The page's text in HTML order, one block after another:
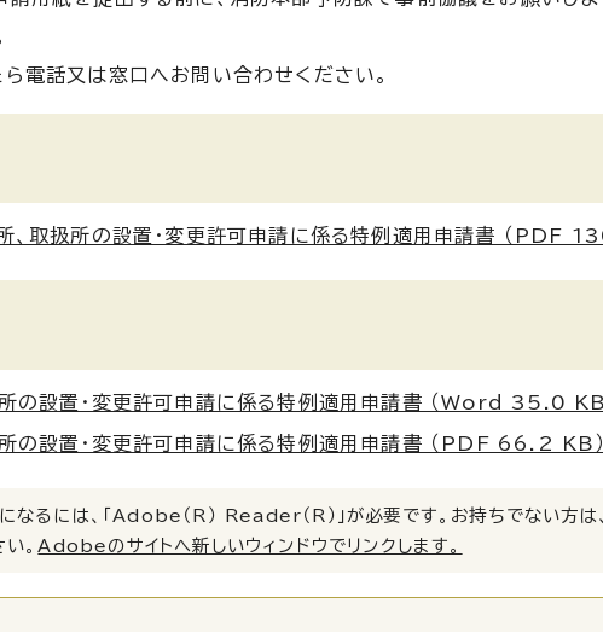
電話又は窓口へお問い合わせください。
、取扱所の設置・変更許可申請に係る特例適用申請書 （PDF
の設置・変更許可申請に係る特例適用申請書 （Word 35.0 KB
の設置・変更許可申請に係る特例適用申請書 （PDF 66.2 KB）
なるには、「Adobe（R） Reader（R）」が必要です。お持ちでない方
。 Adobeのサイトへ新しいウィンドウでリンクします。